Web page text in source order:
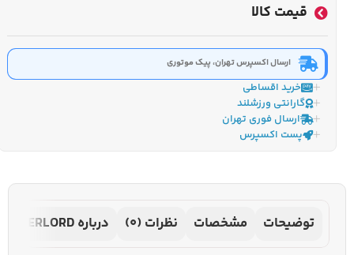
قیمت کالا
ارسال اکسپرس تهران، پیک موتوری
خرید اقساطی
گارانتی ورزشلند
ارسال فوری تهران
پست اکسپرس
توضیحات مشخصات نظرات (0) درباره OVERLORD